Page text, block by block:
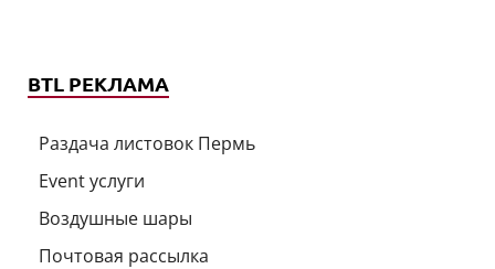
BTL РЕКЛАМА
Раздача листовок Пермь
Event услуги
Воздушные шары
Почтовая рассылка